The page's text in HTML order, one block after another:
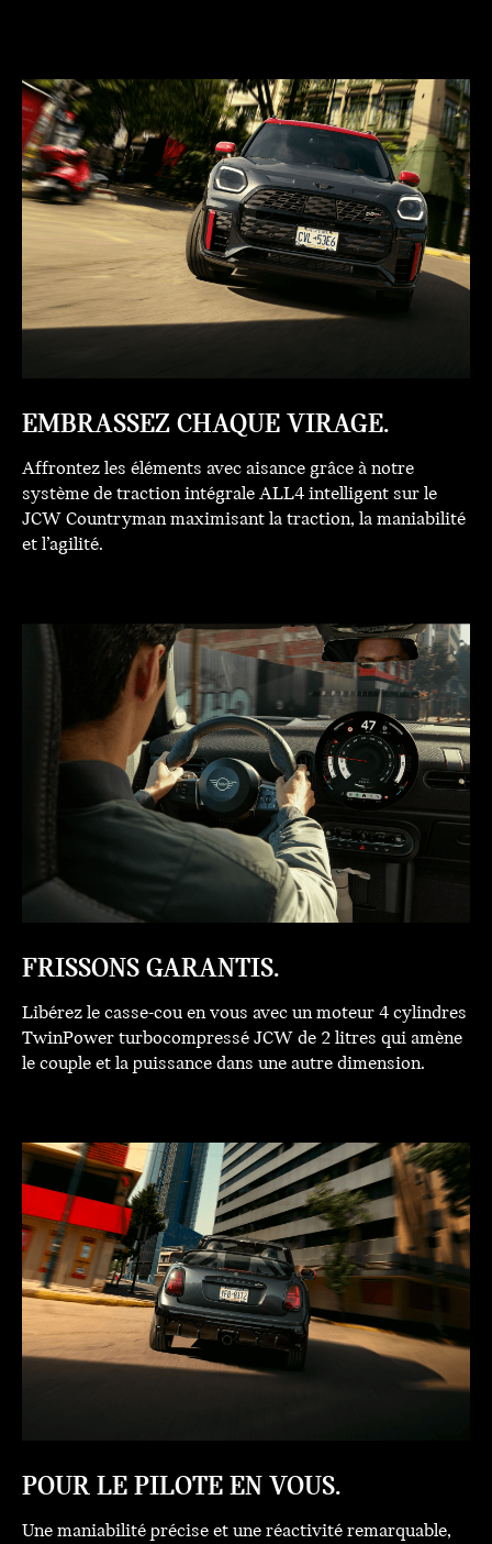
EMBRASSEZ CHAQUE VIRAGE.
Affrontez les éléments avec aisance grâce à notre
système de traction intégrale ALL4 intelligent sur le
JCW Countryman maximisant la traction, la maniabilité
et l’agilité.
FRISSONS GARANTIS.
Libérez le casse-cou en vous avec un moteur 4 cylindres
TwinPower turbocompressé JCW de 2 litres qui amène
le couple et la puissance dans une autre dimension.
POUR LE PILOTE EN VOUS.
Une maniabilité précise et une réactivité remarquable,